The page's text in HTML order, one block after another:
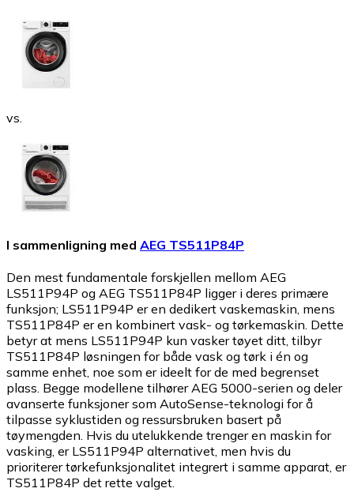
vs.
I sammenligning med AEG TS511P84P
Den mest fundamentale forskjellen mellom AEG
LS511P94P og AEG TS511P84P ligger i deres primære
funksjon; LS511P94P er en dedikert vaskemaskin, mens
TS511P84P er en kombinert vask- og tørkemaskin. Dette
betyr at mens LS511P94P kun vasker tøyet ditt, tilbyr
TS511P84P løsningen for både vask og tørk i én og
samme enhet, noe som er ideelt for de med begrenset
plass. Begge modellene tilhører AEG 5000-serien og deler
avanserte funksjoner som AutoSense-teknologi for å
tilpasse syklustiden og ressursbruken basert på
tøymengden. Hvis du utelukkende trenger en maskin for
vasking, er LS511P94P alternativet, men hvis du
prioriterer tørkefunksjonalitet integrert i samme apparat, er
TS511P84P det rette valget.